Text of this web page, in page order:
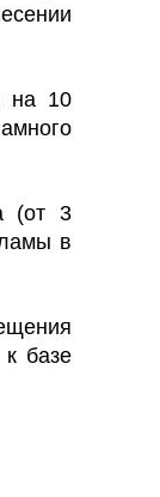
на 10
(от 3
в
базе